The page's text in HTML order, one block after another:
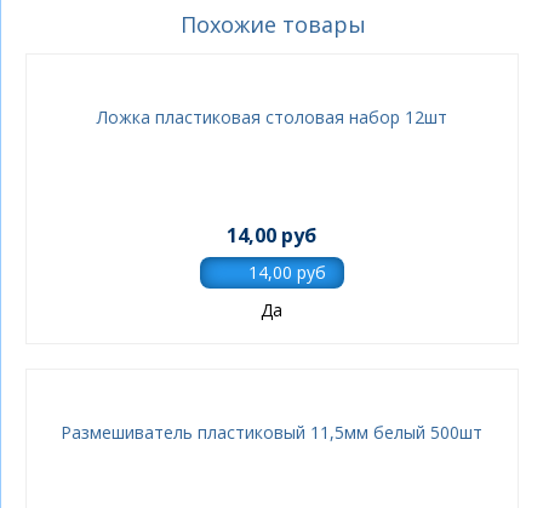
Похожие товары
Ложка пластиковая столовая набор 12шт
14,00 руб
Да
Размешиватель пластиковый 11,5мм белый 500шт